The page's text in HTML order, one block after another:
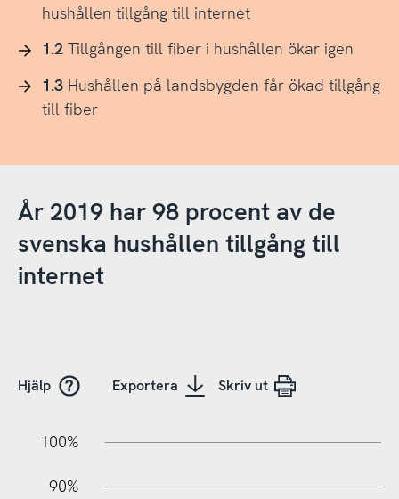
hushållen tillgång till internet
1.2Tillgången till fiber i hushållen ökar igen
1.3Hushållen på landsbygden får ökad tillgång
till fiber
År 2019 har 98 procent av de
svenska hushållen tillgång till
internet
Hjälp Exportera Skriv ut
90%
100%